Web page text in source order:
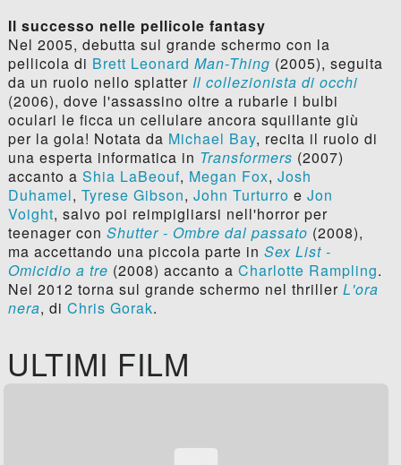
Il successo nelle pellicole fantasy
Nel 2005, debutta sul grande schermo con la
pellicola di Brett Leonard Man-Thing (2005), seguita
da un ruolo nello splatter Il collezionista di occhi
(2006), dove l'assassino oltre a rubarle i bulbi
oculari le ficca un cellulare ancora squillante giù
per la gola! Notata da Michael Bay, recita il ruolo di
una esperta informatica in Transformers (2007)
accanto a Shia LaBeouf, Megan Fox, Josh
Duhamel, Tyrese Gibson, John Turturro e Jon
Voight, salvo poi reimpigliarsi nell'horror per
teenager con Shutter - Ombre dal passato (2008),
ma accettando una piccola parte in Sex List -
Omicidio a tre (2008) accanto a Charlotte Rampling.
Nel 2012 torna sul grande schermo nel thriller L'ora
nera, di Chris Gorak.
ULTIMI FILM